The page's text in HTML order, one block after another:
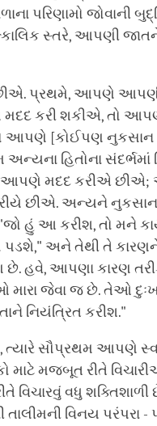
પરિણામો જોવાની
સ્તરે, આપણી જાતને
પ્રથમે, આપણે આપણી
મદદ કરી શકીએ, તો
આપણે [કોઈપણ નુકસાન
હિતોના સંદર્ભમાં
આપણે મદદ કરીએ છીએ;
છીએ. અન્યને નુકસાન
"જો હું આ કરીશ, તો મને
પડશે," અને તેથી તે
છે. હવે, આપણા કારણ
મારા જેવા જ છે. તેઓ
નિયંત્રિત કરીશ."
સૌપ્રથમ આપણે
મજબૂત રીતે
વિચારવું વધુ શક્તિશાળી
વિનય પરંપરા -